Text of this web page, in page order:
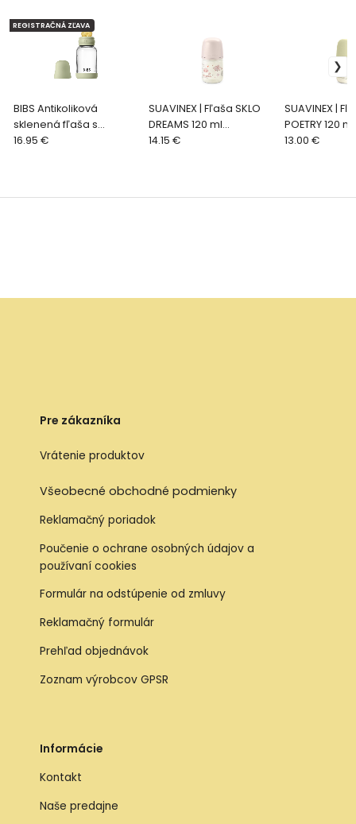
BIBS Antikoliková
sklenená fľaša s
kaučukovým cumlíkom
REGISTRAČNÁ ZĽAVA
16.95 €
SUAVINEX | Fľaša SKLO
DREAMS 120 ml
fyziologická SX PRO +0
14.15 €
SUAVINEX |
POETRY 120 ml
fyziologická
13.00 €
Pre zákazníka
Vrátenie produktov
Všeobecné obchodné podmienky
Reklamačný poriadok
Poučenie o ochrane osobných údajov a
používaní cookies
Formulár na odstúpenie od zmluvy
Reklamačný formulár
Prehľad objednávok
Zoznam výrobcov GPSR
Informácie
Kontakt
Naše predajne